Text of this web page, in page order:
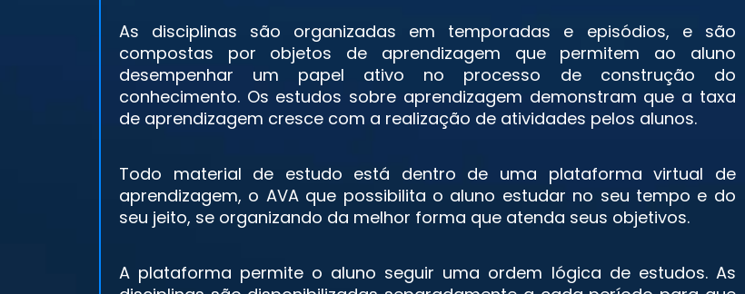
As disciplinas são organizadas em temporadas e episódios, e são
compostas por objetos de aprendizagem que permitem ao aluno
desempenhar um papel ativo no processo de construção do
conhecimento. Os estudos sobre aprendizagem demonstram que a taxa
de aprendizagem cresce com a realização de atividades pelos alunos.
Todo material de estudo está dentro de uma plataforma virtual de
aprendizagem, o AVA que possibilita o aluno estudar no seu tempo e do
seu jeito, se organizando da melhor forma que atenda seus objetivos.
A plataforma permite o aluno seguir uma ordem lógica de estudos. As